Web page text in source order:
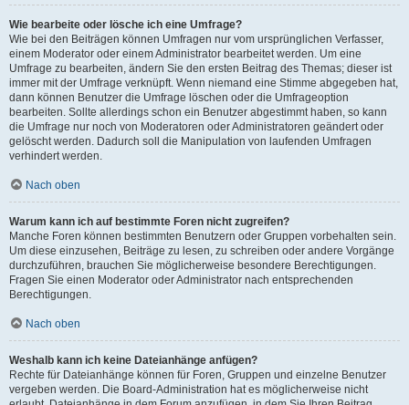
Wie bearbeite oder lösche ich eine Umfrage?
Wie bei den Beiträgen können Umfragen nur vom ursprünglichen Verfasser,
einem Moderator oder einem Administrator bearbeitet werden. Um eine
Umfrage zu bearbeiten, ändern Sie den ersten Beitrag des Themas; dieser ist
immer mit der Umfrage verknüpft. Wenn niemand eine Stimme abgegeben hat,
dann können Benutzer die Umfrage löschen oder die Umfrageoption
bearbeiten. Sollte allerdings schon ein Benutzer abgestimmt haben, so kann
die Umfrage nur noch von Moderatoren oder Administratoren geändert oder
gelöscht werden. Dadurch soll die Manipulation von laufenden Umfragen
verhindert werden.
Nach oben
Warum kann ich auf bestimmte Foren nicht zugreifen?
Manche Foren können bestimmten Benutzern oder Gruppen vorbehalten sein.
Um diese einzusehen, Beiträge zu lesen, zu schreiben oder andere Vorgänge
durchzuführen, brauchen Sie möglicherweise besondere Berechtigungen.
Fragen Sie einen Moderator oder Administrator nach entsprechenden
Berechtigungen.
Nach oben
Weshalb kann ich keine Dateianhänge anfügen?
Rechte für Dateianhänge können für Foren, Gruppen und einzelne Benutzer
vergeben werden. Die Board-Administration hat es möglicherweise nicht